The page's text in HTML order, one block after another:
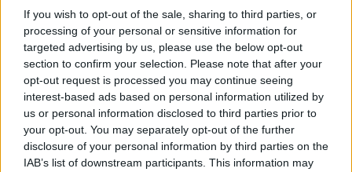
If you wish to opt-out of the sale, sharing to third parties, or
processing of your personal or sensitive information for
targeted advertising by us, please use the below opt-out
section to confirm your selection. Please note that after your
opt-out request is processed you may continue seeing
interest-based ads based on personal information utilized by
us or personal information disclosed to third parties prior to
your opt-out. You may separately opt-out of the further
disclosure of your personal information by third parties on the
IAB’s list of downstream participants. This information may
Όμιλος Σαρακάκη: Παραχώρησε το νέο Maxus T60 Max
στην ΕΠΟΜΕΑ Βιλίων
6 Αυγούστου 2026
Ν. Χαρδαλιάς: «Με το Παρατηρητήριο Έργων η
Περιφέρεια αποκτά ένα πρωτοποριακό ψηφιακό
εργαλείο λογοδοσίας»
6 Αυγούστου 2026